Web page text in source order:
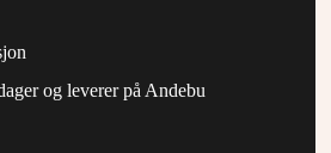
og leverer på Andebu